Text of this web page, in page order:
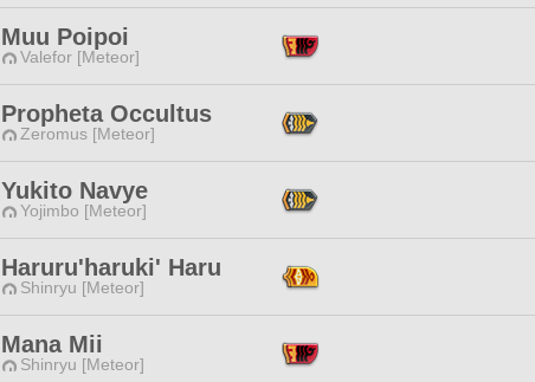
Muu Poipoi
Valefor [Meteor]
Propheta Occultus
Zeromus [Meteor]
Yukito Navye
Yojimbo [Meteor]
Haruru'haruki' Haru
Shinryu [Meteor]
Mana Mii
Shinryu [Meteor]